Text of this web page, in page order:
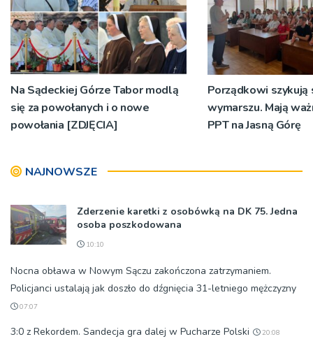
Na Sądeckiej Górze Tabor modlą
się za powołanych i o nowe
powołania [ZDJĘCIA]
Porządkowi szykują
wymarszu. Mają
PPT na Jasną Górę
NAJNOWSZE
Zderzenie karetki z osobówką na DK 75. Jedna
osoba poszkodowana
10:10
Nocna obława w Nowym Sączu zakończona zatrzymaniem.
Policjanci ustalają jak doszło do dźgnięcia 31-letniego mężczyzny
07:07
3:0 z Rekordem. Sandecja gra dalej w Pucharze Polski 20:08